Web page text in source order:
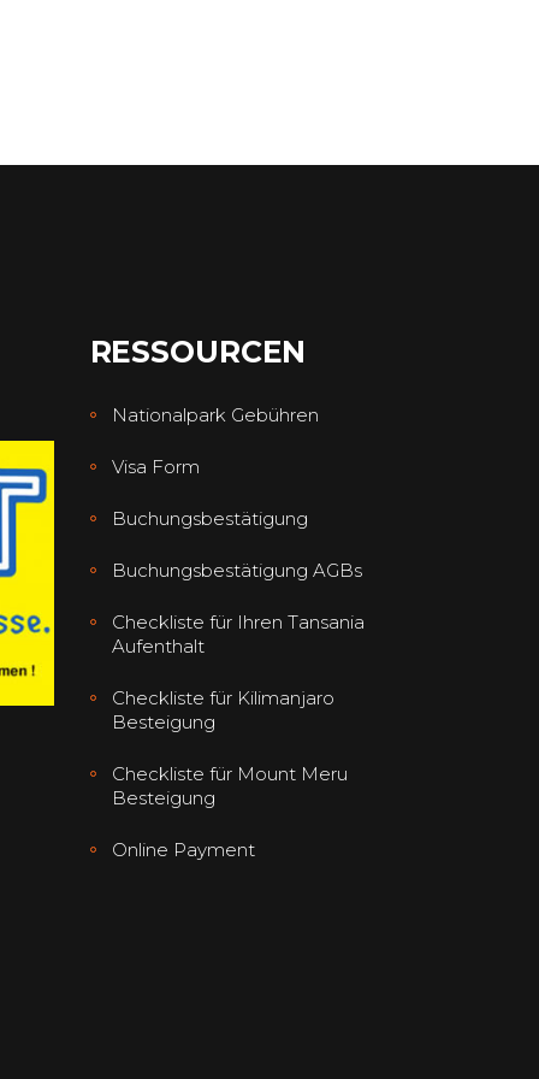
RESSOURCEN
Nationalpark Gebühren
Visa Form
Buchungsbestätigung
Buchungsbestätigung AGBs
Checkliste für Ihren Tansania
Aufenthalt
Checkliste für Kilimanjaro
Besteigung
Checkliste für Mount Meru
Besteigung
Online Payment